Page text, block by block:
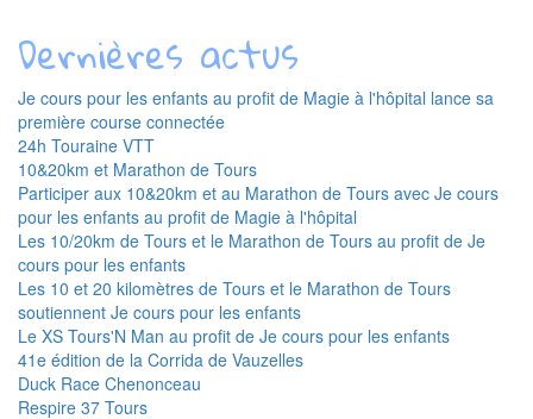
Dernières actus
Je cours pour les enfants au profit de Magie à l'hôpital lance sa
première course connectée
24h Touraine VTT
10&20km et Marathon de Tours
Participer aux 10&20km et au Marathon de Tours avec Je cours
pour les enfants au profit de Magie à l'hôpital
Les 10/20km de Tours et le Marathon de Tours au profit de Je
cours pour les enfants
Les 10 et 20 kilomètres de Tours et le Marathon de Tours
soutiennent Je cours pour les enfants
Le XS Tours'N Man au profit de Je cours pour les enfants
41e édition de la Corrida de Vauzelles
Duck Race Chenonceau
Respire 37 Tours